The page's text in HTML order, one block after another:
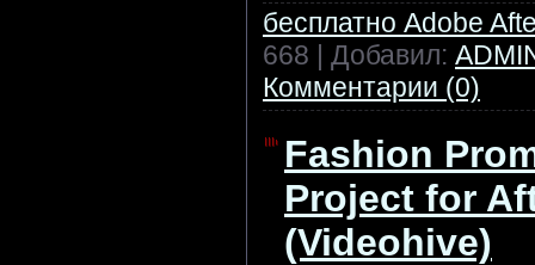
бесплатно Adobe
668 | Добавил:
Комментарии (0)
Fashion
Project for
(Videohive)